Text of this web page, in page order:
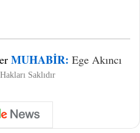
MUHABIR: Ege Akıncı
Saklıdır